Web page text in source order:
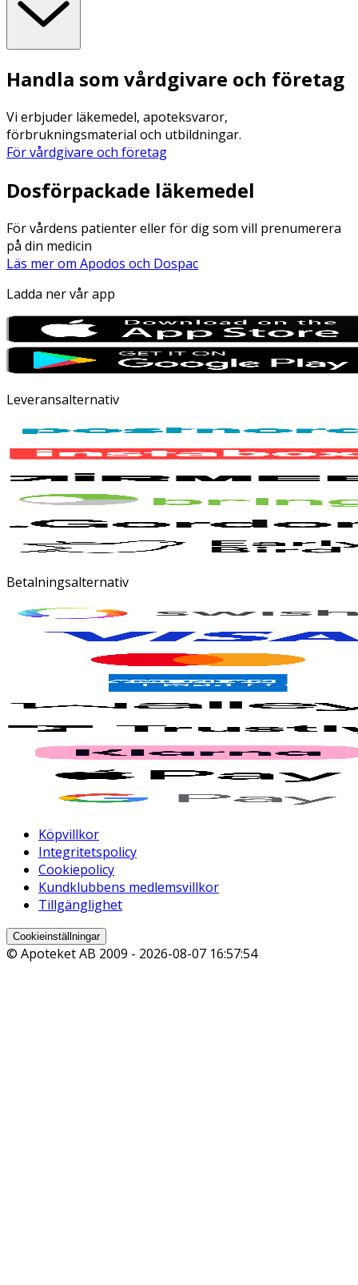
Handla som vårdgivare och företag
Vi erbjuder läkemedel, apoteksvaror,
förbrukningsmaterial och utbildningar.
För vårdgivare och företag
Dosförpackade läkemedel
För vårdens patienter eller för dig som vill prenumerera
på din medicin
Läs mer om Apodos och Dospac
Ladda ner vår app
Leveransalternativ
Betalningsalternativ
Köpvillkor
Integritetspolicy
Cookiepolicy
Kundklubbens medlemsvillkor
Tillgänglighet
Cookieinställningar
© Apoteket AB 2009 - 2026-08-07 16:57:54